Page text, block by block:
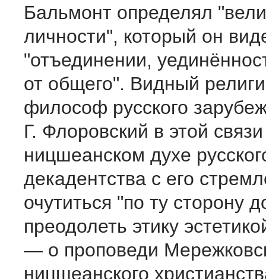
Бальмонт определял
личности", который он
"отъединении,
от общего". Видный
философ русского
Г. Флоровский в этой
ницшеанском духе
декадентства с его
очутиться "по ту сторону
преодолеть этику
— о проповеди
ницшеанского